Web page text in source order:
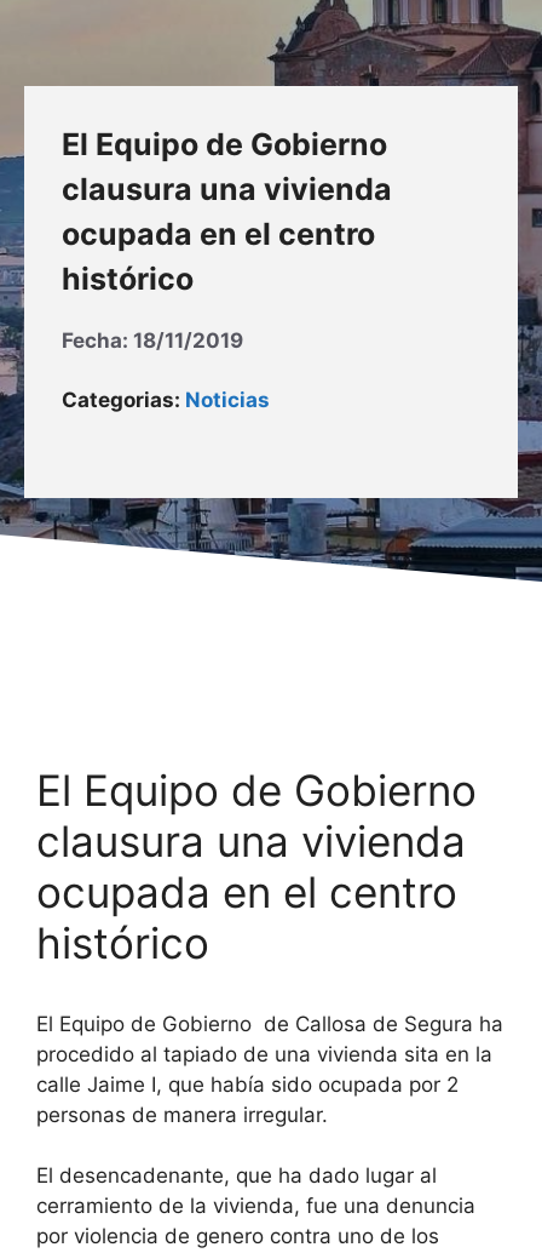
El Equipo de Gobierno
clausura una vivienda
ocupada en el centro
histórico
Fecha: 18/11/2019
Categorias: Noticias
El Equipo de Gobierno
clausura una vivienda
ocupada en el centro
histórico
El Equipo de Gobierno de Callosa de Segura ha
procedido al tapiado de una vivienda sita en la
calle Jaime I, que había sido ocupada por 2
personas de manera irregular.
El desencadenante, que ha dado lugar al
cerramiento de la vivienda, fue una denuncia
por violencia de genero contra uno de los